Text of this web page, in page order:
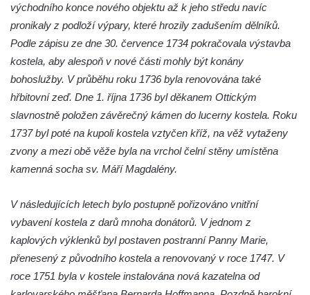
Kaple svatého Josefa v Jimlíně
Márnice na hřbitově v Opočně u Loun
Kostel Nanebevzetí Panny Marie v Opočně
Kostel svaté Barbory v Otvicích
Kostel svatého archanděla Michaela ve
Všestudech
Kostel svatého Václava ve Strupčicích
Kaple v Michalovicích
Žernosekách
Kaple svatého Urbana ve Velkých
Žernosekách
Kaple svatého Huberta u hradiště Hrádek u
Libochovan
východního konce nového objektu až k jeho středu navíc
pronikaly z podloží výpary, které hrozily zadušením dělníků.
Podle zápisu ze dne 30. července 1734 pokračovala výstavba
kostela, aby alespoň v nové části mohly být konány
bohoslužby. V průběhu roku 1736 byla renovována také
hřbitovní zeď. Dne 1. října 1736 byl děkanem Ottickým
slavnostně položen závěrečný kámen do lucerny kostela. Roku
1737 byl poté na kupoli kostela vztyčen kříž, na věž vytaženy
zvony a mezi obě věže byla na vrchol čelní stěny umístěna
kamenná socha sv. Máří Magdalény.
V následujících letech bylo postupně pořizováno vnitřní
vybavení kostela z darů mnoha donátorů. V jednom z
kaplových výklenků byl postaven postranní Panny Marie,
přenesený z původního kostela a renovovaný v roce 1747. V
roce 1751 byla v kostele instalována nová kazatelna od